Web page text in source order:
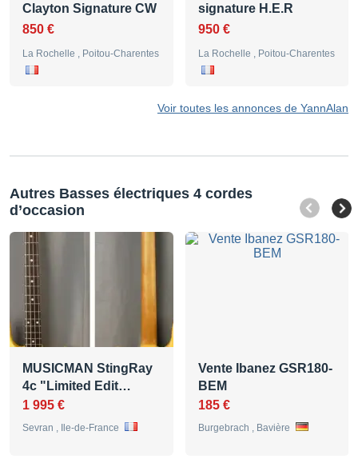
Clayton Signature CW
850 €
La Rochelle , Poitou-Charentes
signature H.E.R
950 €
La Rochelle , Poitou-Charentes
Voir toutes les annonces de YannAlan
Autres Basses électriques 4 cordes
d’occasion
MUSICMAN StingRay
4c "Limited Edit…
1 995 €
Sevran , Ile-de-France
Vente Ibanez GSR180-
BEM
185 €
Burgebrach , Bavière